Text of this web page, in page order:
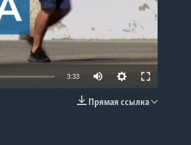
3:33
Прямая ссылка